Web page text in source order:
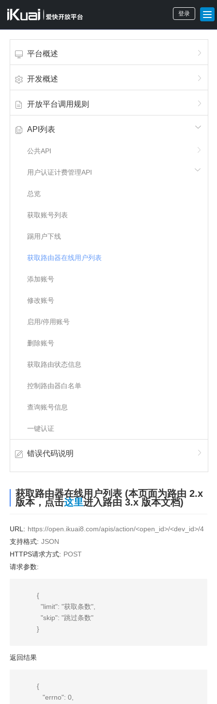
登录
平台概述
开发概述
开放平台调用规则
API列表
公共API
用户认证计费管理API
总览
获取账号列表
踢用户下线
获取路由器在线用户列表
添加账号
修改账号
启用/停用账号
删除账号
获取路由状态信息
控制路由器白名单
查询账号信息
一键认证
错误代码说明
获取路由器在线用户列表 (本页面为路由 2.x
版本，点击这里进入路由 3.x 版本文档)
URL: https://open.ikuai8.com/apis/action/<open_id>/<dev_id>/4
支持格式: JSON
HTTPS请求方式: POST
请求参数:
返回结果